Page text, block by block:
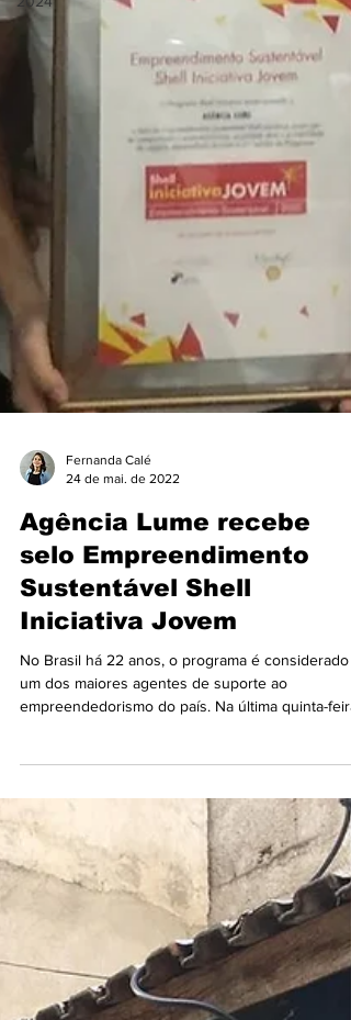
24 de mai. de 2022
Agência Lume recebe
selo Empreendimento
Sustentável Shell
Iniciativa Jovem
No Brasil há 22 anos, o programa é considerado